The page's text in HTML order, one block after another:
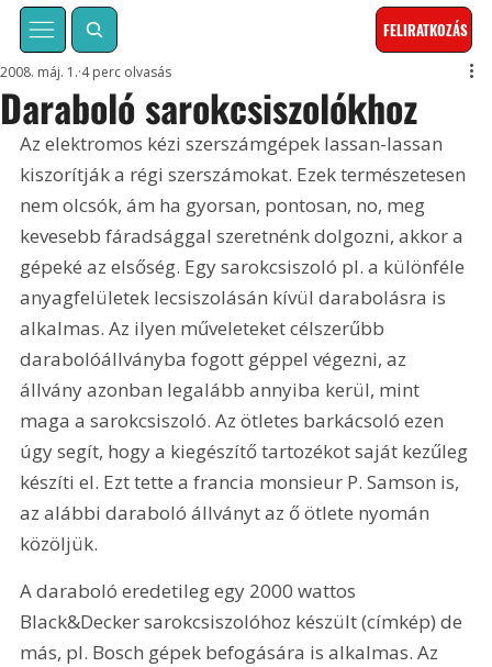
FELIRATKOZÁS
Daraboló sarokcsiszolókhoz
2008. máj. 1. 4 perc olvasás
Az elektromos kézi szerszámgépek lassan-lassan
kiszorítják a régi szerszámokat. Ezek természetesen
nem olcsók, ám ha gyorsan, pontosan, no, meg
kevesebb fáradsággal szeretnénk dolgozni, akkor a
gépeké az elsőség. Egy sarokcsiszoló pl. a különféle
anyagfelületek lecsiszolásán kívül darabolásra is
alkalmas. Az ilyen műveleteket célszerűbb
darabolóállványba fogott géppel végezni, az
állvány azonban legalább annyiba kerül, mint
maga a sarokcsiszoló. Az ötletes barkácsoló ezen
úgy segít, hogy a kiegészítő tartozékot saját kezűleg
készíti el. Ezt tette a francia monsieur P. Samson is,
az alábbi daraboló állványt az ő ötlete nyomán
közöljük.
A daraboló eredetileg egy 2000 wattos
Black&Decker sarokcsiszolóhoz készült (címkép) de
más, pl. Bosch gépek befogására is alkalmas. Az